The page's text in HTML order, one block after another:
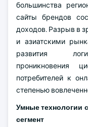
большинства
сайты брендов
доходов. Разрыв в
и азиатскими
развития
проникновения
потребителей к
степенью
Умные технологии
сегмент